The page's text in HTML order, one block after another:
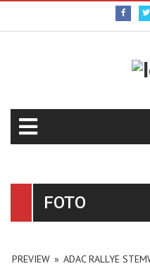
FOTO
PREVIEW » ADAC RALLYE